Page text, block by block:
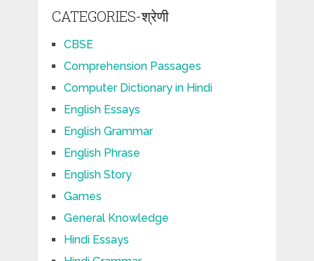
CATEGORIES-श्रेणी
CBSE
Comprehension Passages
Computer Dictionary in Hindi
English Essays
English Grammar
English Phrase
English Story
Games
General Knowledge
Hindi Essays